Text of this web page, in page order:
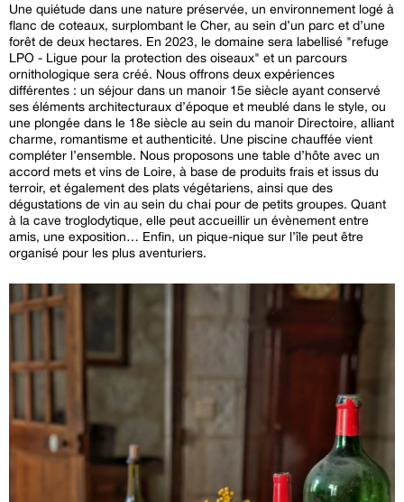
Une quiétude dans une nature préservée, un environnement logé à
flanc de coteaux, surplombant le Cher, au sein d’un parc et d’une
forêt de deux hectares. En 2023, le domaine sera labellisé "refuge
LPO - Ligue pour la protection des oiseaux" et un parcours
ornithologique sera créé. Nous offrons deux expériences
différentes : un séjour dans un manoir 15e siècle ayant conservé
ses éléments architecturaux d’époque et meublé dans le style, ou
une plongée dans le 18e siècle au sein du manoir Directoire, alliant
charme, romantisme et authenticité. Une piscine chauffée vient
compléter l’ensemble. Nous proposons une table d’hôte avec un
accord mets et vins de Loire, à base de produits frais et issus du
terroir, et également des plats végétariens, ainsi que des
dégustations de vin au sein du chai pour de petits groupes. Quant
à la cave troglodytique, elle peut accueillir un évènement entre
amis, une exposition… Enfin, un pique-nique sur l’île peut être
organisé pour les plus aventuriers.